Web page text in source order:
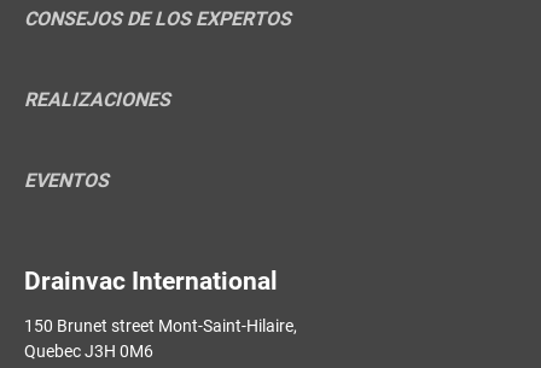
CONSEJOS DE LOS EXPERTOS
REALIZACIONES
EVENTOS
Drainvac International
150 Brunet street Mont-Saint-Hilaire,
Quebec J3H 0M6